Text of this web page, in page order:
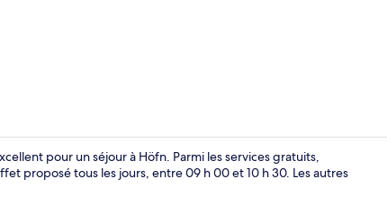
pour un séjour à Höfn. Parmi les services gratuits,
proposé tous les jours, entre 09 h 00 et 10 h 30. Les autres